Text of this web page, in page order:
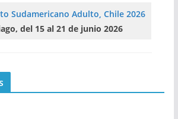
Sudamericano Adulto, Chile 2026
del 15 al 21 de junio 2026